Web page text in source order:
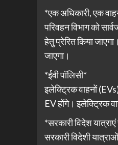
*एक अधिकारी, एक
परिवहन विभाग को
हेतु प्रेरित किया
जाएगा।
*ईवी पॉलिसी*
इलेक्ट्रिक वाहनों
EV होंगे। इलेक्ट्रिक
*सरकारी विदेश यात्राएं
सरकारी विदेशी